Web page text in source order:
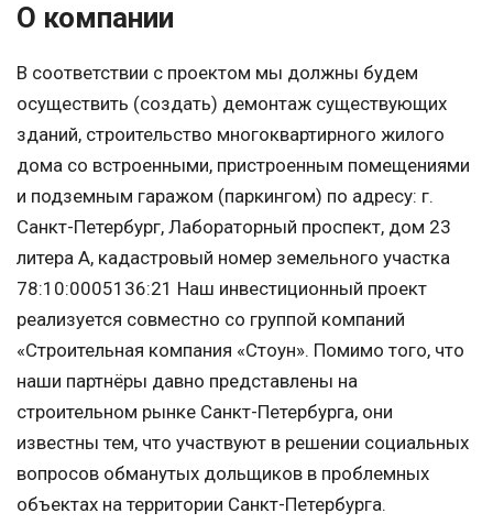
О компании
В соответствии с проектом мы должны будем
осуществить (создать) демонтаж существующих
зданий, строительство многоквартирного жилого
дома со встроенными, пристроенным помещениями
и подземным гаражом (паркингом) по адресу: г.
Санкт-Петербург, Лабораторный проспект, дом 23
литера А, кадастровый номер земельного участка
78:10:0005136:21 Наш инвестиционный проект
реализуется совместно со группой компаний
«Строительная компания «Стоун». Помимо того, что
наши партнёры давно представлены на
строительном рынке Санкт-Петербурга, они
известны тем, что участвуют в решении социальных
вопросов обманутых дольщиков в проблемных
объектах на территории Санкт-Петербурга.